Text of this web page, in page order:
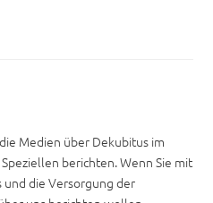
Medien über Dekubitus im
berichten. Wenn Sie mit
und die Versorgung der